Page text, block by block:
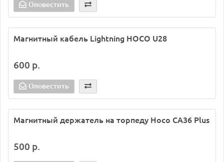
Оповестить
Магнитный кабель Lightning HOCO U28
600 р.
Оповестить
Магнитный держатель на торпеду Hoco CA36 Plus
500 р.